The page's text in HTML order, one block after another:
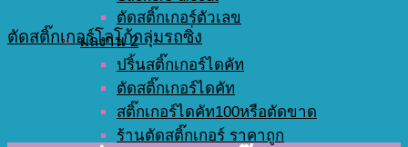
ตัดสติ๊กเกอร์ตัวเลข
ผลงาน 2
ปริ้นสติ๊กเกอร์ไดคัท
ตัดสติ๊กเกอร์ไดคัท
สติ๊กเกอร์ไดคัท100หรือตัดขาด
ร้านตัดสติ๊กเกอร์ ราคาถูก
ตัดสติ๊กเกอร์โลโก้กลุ่มรถซิ่ง